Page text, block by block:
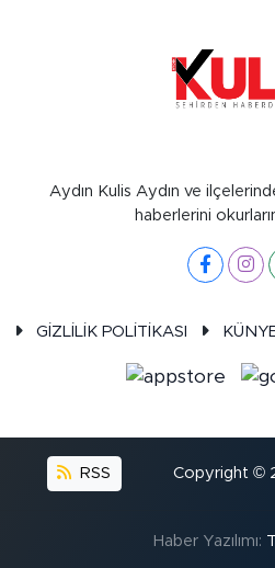
Aydın Kulis Aydın ve
haberlerini
GİZLİLİK POLİTİKASI
RSS Copyright ©
Haber Yazılımı: